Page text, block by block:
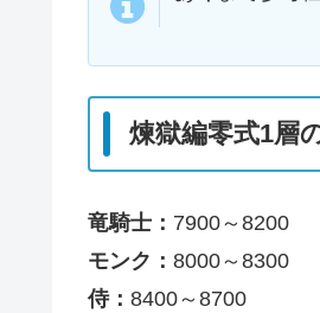
煉獄編零式1層
竜騎士： 7900～8200
モンク： 8000～8300
侍： 8400～8700